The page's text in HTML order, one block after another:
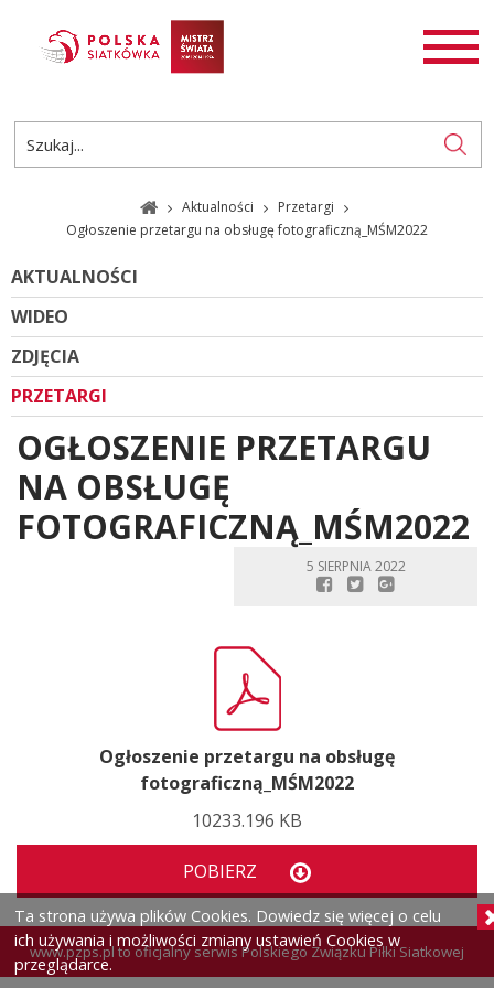
Ta strona używa plików Cookies. Dowiedz się więcej o celu
ich używania i możliwości zmiany ustawień Cookies w
przeglądarce.
AKTUALNOŚCI
ROZGRYWKI
PL EN
Aktualności
Przetargi
Ogłoszenie przetargu na obsługę fotograficzną_MŚM2022
AKTUALNOŚCI
WIDEO
ZDJĘCIA
PRZETARGI
OGŁOSZENIE PRZETARGU
NA OBSŁUGĘ
FOTOGRAFICZNĄ_MŚM2022
5 SIERPNIA 2022
Ogłoszenie przetargu na obsługę
fotograficzną_MŚM2022
10233.196 KB
POBIERZ
www.pzps.plto oficjalny serwis Polskiego Związku Piłki Siatkowej